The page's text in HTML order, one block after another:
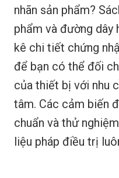
nhãn sản phẩm?
phẩm và đường
kê chi tiết chứng
để bạn có thể đối
của thiết bị với nhu
tâm. Các cảm biến
chuẩn và thử
liệu pháp điều trị